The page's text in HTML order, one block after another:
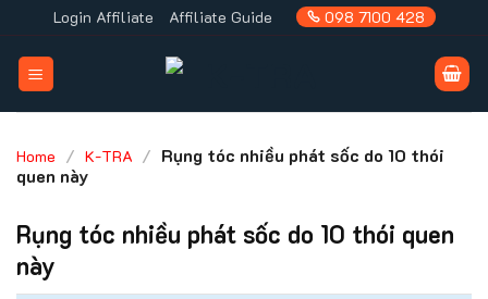
to
content
Login Affiliate Affiliate Guide 098 7100 428
Home / K-TRA / Rụng tóc nhiều phát sốc do 10 thói
quen này
Rụng tóc nhiều phát sốc do 10 thói quen
này